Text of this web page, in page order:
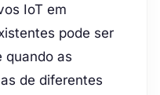
IoT em
pode ser
quando as
de diferentes